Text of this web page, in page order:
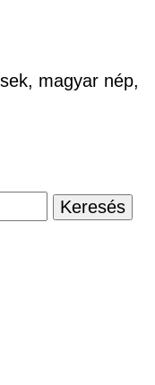
magyar nép,